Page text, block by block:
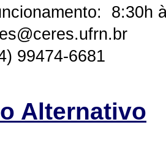
8:30h
99474-6681
Alternativo